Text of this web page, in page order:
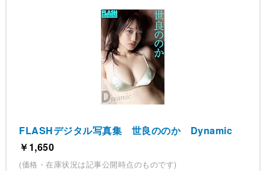
FLASHデジタル写真集 世良ののか Dynamic
￥1,650
(価格・在庫状況は記事公開時点のものです)